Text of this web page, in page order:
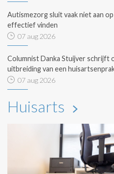
Autismezorg sluit vaak niet aan
effectief vinden
07 aug 2026
Columnist Danka Stuijver schrijft
uitbreiding van een
07 aug 2026
Huisarts